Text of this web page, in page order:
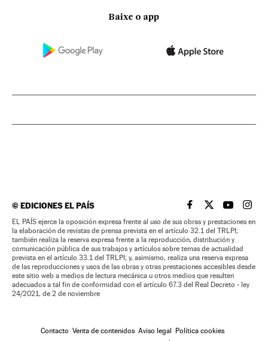
Baixe o app
©EDICIONES EL PAÍS EL PAÍS BRASIL EN
EL PAÍSEL PAÍS
EL
EL PAÍS ejerce la oposición expresa frente al uso de sus obras y prestaciones en
la elaboración de revistas de prensa prevista en el artículo 32.1 del TRLPI;
también realiza la reserva expresa frente a la reproducción, distribución y
comunicación pública de sus trabajos y artículos sobre temas de actualidad
prevista en el artículo 33.1 del TRLPI; y, asimismo, realiza una reserva expresa
de las reproducciones y usos de las obras y otras prestaciones accesibles desde
este sitio web a medios de lectura mecánica u otros medios que resulten
adecuados a tal fin de conformidad con el artículo 67.3 del Real Decreto - ley
24/2021, de 2 de noviembre
Contacto Venta de contenidos Aviso legal Política cookies